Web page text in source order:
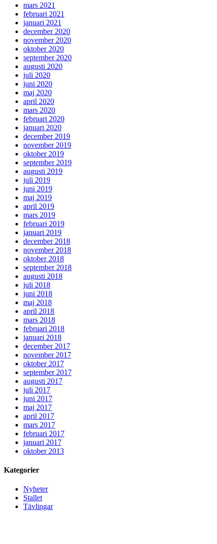
mars 2021
februari 2021
januari 2021
december 2020
november 2020
oktober 2020
september 2020
augusti 2020
juli 2020
juni 2020
maj 2020
april 2020
mars 2020
februari 2020
januari 2020
december 2019
november 2019
oktober 2019
september 2019
augusti 2019
juli 2019
juni 2019
maj 2019
april 2019
mars 2019
februari 2019
januari 2019
december 2018
november 2018
oktober 2018
september 2018
augusti 2018
juli 2018
juni 2018
maj 2018
april 2018
mars 2018
februari 2018
januari 2018
december 2017
november 2017
oktober 2017
september 2017
augusti 2017
juli 2017
juni 2017
maj 2017
april 2017
mars 2017
februari 2017
januari 2017
oktober 2013
Kategorier
Nyheter
Stallet
Tävlingar